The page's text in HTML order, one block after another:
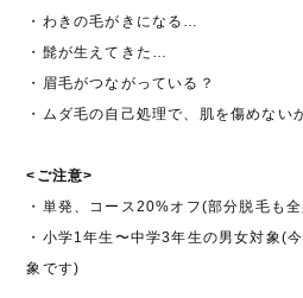
・わきの毛がきになる…
・髭が生えてきた…
・眉毛がつながっている？
・ムダ毛の自己処理で、肌を傷めない
<ご注意>
・単発、コース20%オフ(部分脱毛も
・小学1年生〜中学3年生の男女対象(
象です)